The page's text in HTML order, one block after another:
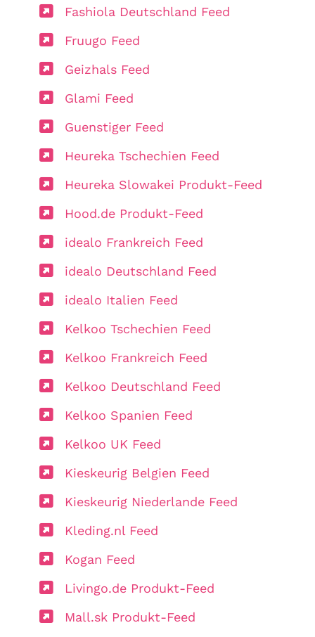
Fashiola Deutschland Feed
Fruugo Feed
Geizhals Feed
Glami Feed
Guenstiger Feed
Heureka Tschechien Feed
Heureka Slowakei Produkt-Feed
Hood.de Produkt-Feed
idealo Frankreich Feed
idealo Deutschland Feed
idealo Italien Feed
Kelkoo Tschechien Feed
Kelkoo Frankreich Feed
Kelkoo Deutschland Feed
Kelkoo Spanien Feed
Kelkoo UK Feed
Kieskeurig Belgien Feed
Kieskeurig Niederlande Feed
Kleding.nl Feed
Kogan Feed
Livingo.de Produkt-Feed
Mall.sk Produkt-Feed